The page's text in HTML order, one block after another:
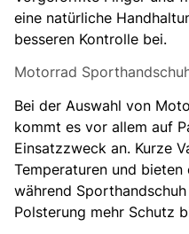
eine natürliche
besseren Kontrolle bei.
Motorrad
Bei der Auswahl von
kommt es vor allem auf
Einsatzzweck an. Kurze
Temperaturen und
während
Polsterung mehr Schutz